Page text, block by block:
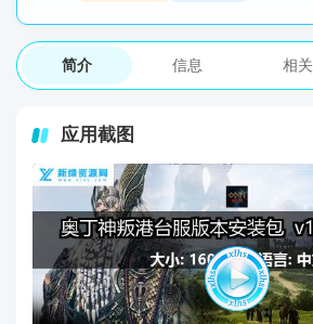
简介 信息 相关
应用截图